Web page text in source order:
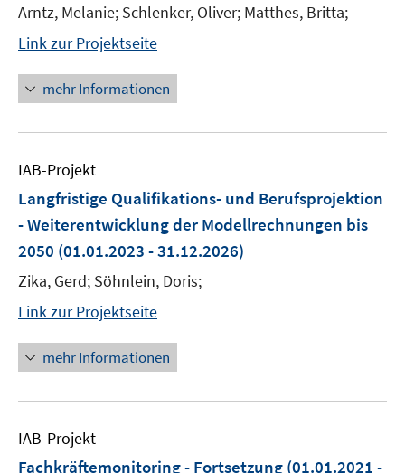
Arntz, Melanie; Schlenker, Oliver; Matthes, Britta;
Link zur Projektseite
mehr Informationen
IAB-Projekt
Langfristige Qualifikations- und Berufsprojektion
- Weiterentwicklung der Modellrechnungen bis
2050 (01.01.2023 - 31.12.2026)
Zika, Gerd; Söhnlein, Doris;
Link zur Projektseite
mehr Informationen
IAB-Projekt
Fachkräftemonitoring - Fortsetzung (01.01.2021 -